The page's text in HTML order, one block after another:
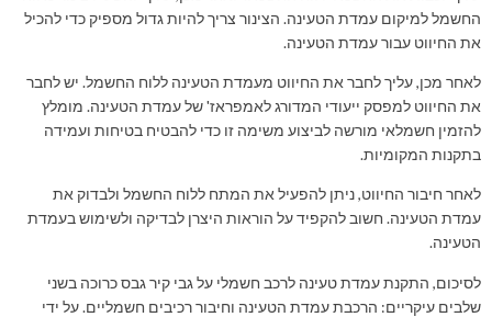
החשמל למיקום עמדת הטעינה. הצינור צריך להיות גדול מספיק כדי להכיל
את החיווט עבור עמדת הטעינה.
לאחר מכן, עליך לחבר את החיווט מעמדת הטעינה ללוח החשמל. יש לחבר
את החיווט למפסק ייעודי המדורג לאמפראז' של עמדת הטעינה. מומלץ
להזמין חשמלאי מורשה לביצוע משימה זו כדי להבטיח בטיחות ועמידה
בתקנות המקומיות.
לאחר חיבור החיווט, ניתן להפעיל את המתח ללוח החשמל ולבדוק את
עמדת הטעינה. חשוב להקפיד על הוראות היצרן לבדיקה ולשימוש בעמדת
הטעינה.
לסיכום, התקנת עמדת טעינה לרכב חשמלי על גבי קיר גבס כרוכה בשני
שלבים עיקריים: הרכבת עמדת הטעינה וחיבור רכיבים חשמליים. על ידי